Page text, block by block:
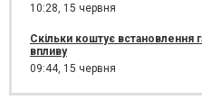
10:28, 15 червня
Скільки коштує встановлення
впливу
09:44, 15 червня